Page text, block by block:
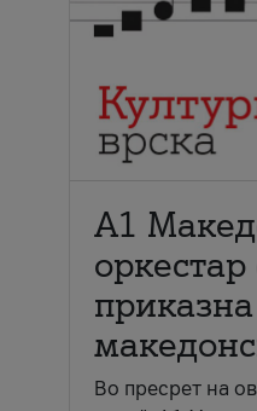
А1
Во пресрет на